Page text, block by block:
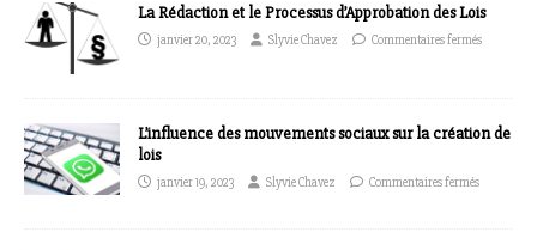
La Rédaction et le Processus d’Approbation des Lois
janvier 20, 2023 Slyvie Chavez Commentaires fermés
L’influence des mouvements sociaux sur la création de
lois
janvier 19, 2023 Slyvie Chavez Commentaires fermés